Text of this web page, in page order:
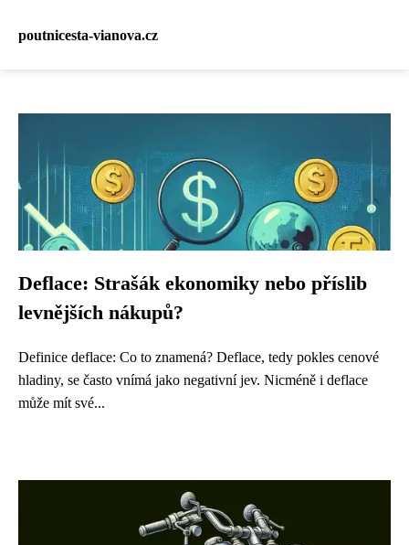
poutnicesta-vianova.cz
Deflace: Strašák ekonomiky nebo příslib
levnějších nákupů?
Definice deflace: Co to znamená? Deflace, tedy pokles cenové
hladiny, se často vnímá jako negativní jev. Nicméně i deflace
může mít své...